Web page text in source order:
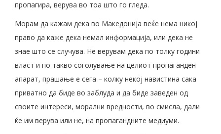
пропагира, верува во тоа што го гледа.
Морам да кажам дека во Македонија веќе нема никој
право да каже дека немал информација, или дека не
знае што се случува. Не верувам дека по толку години
власт и по такво соголување на целиот пропаганден
апарат, прашање е сега – колку некој навистина сака
приватно да биде во заблуда и да биде заведен од
своите интереси, морални вредности, во смисла, дали
ќе им верува или не, на пропагандните медиуми.